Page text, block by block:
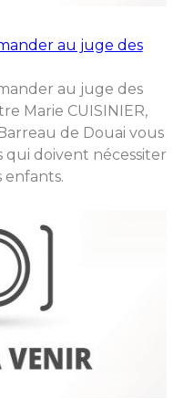
au juge des
au juge des
Marie CUISINIER,
de Douai vous
qui doivent nécessiter
enfants.